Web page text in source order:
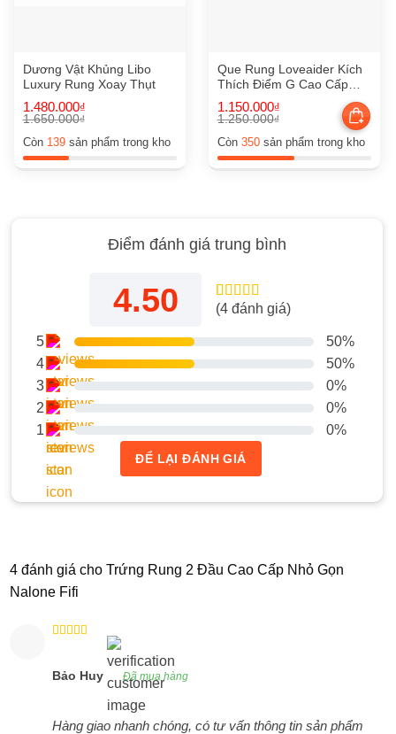
Dương Vật Khủng Libo
Luxury Rung Xoay Thụt
1.650.000₫
gốc
1.650.000₫.
1.480.000₫
hiện
là:
Còn 139sản phẩm trong kho
Que Rung Loveaider Kích
Thích Điểm G Cao Cấp
Rung 7 Chế Độ
1.250.000₫
gốc
1.250.000₫.
1.150.000₫
hiện
là:
Còn 350sản phẩm trong kho
Điểm đánh giá trung bình
4.50 4.50trên 5
4
(4 đánh giá)
5
50%
4
50%
3
0%
2
0%
1
0%
ĐỂ LẠI ĐÁNH GIÁ
4 đánh giá cho Trứng Rung 2 Đầu Cao Cấp Nhỏ Gọn
Nalone Fifi
sao
Bảo Huy Đã mua hàng
Hàng giao nhanh chóng, có tư vấn thông tin sản phẩm